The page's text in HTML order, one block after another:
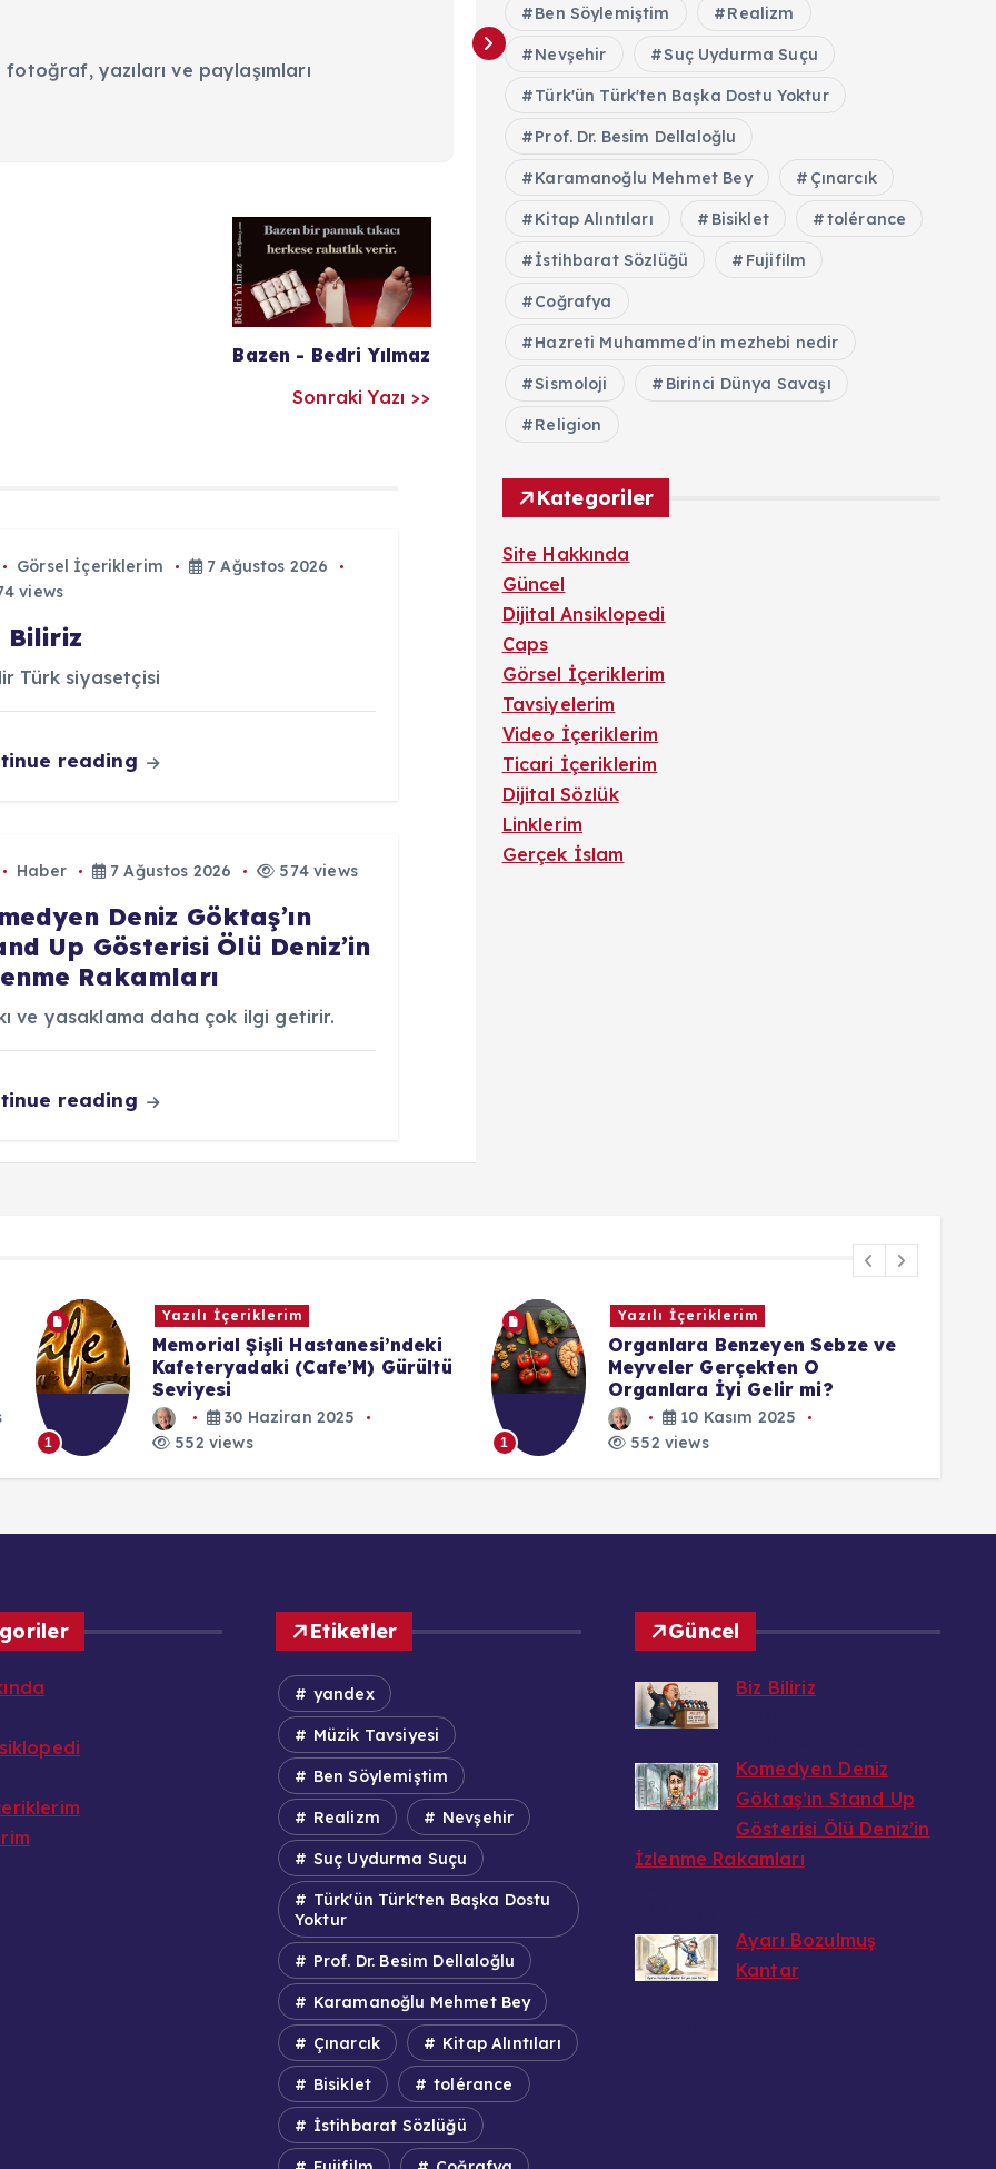
fotoğraf, yazıları ve paylaşımları
Bazen - Bedri Yılmaz
Sonraki Yazı >>
Görsel İçeriklerim
7 Ağustos 2026
views
Biliriz
Türk siyasetçisi
reading
Haber 7 Ağustos 2026 574 views
Deniz Göktaş’ın
Up Gösterisi Ölü Deniz’in
Rakamları
ve yasaklama daha çok ilgi getirir.
reading
Ben Söylemiştim Realizm
Nevşehir Suç Uydurma Suçu
Türk'ün Türk'ten Başka Dostu Yoktur
Prof. Dr. Besim Dellaloğlu
Karamanoğlu Mehmet Bey Çınarcık
Kitap Alıntıları Bisiklet tolérance
İstihbarat Sözlüğü Fujifilm
Coğrafya
Hazreti Muhammed'in mezhebi nedir
Sismoloji Birinci Dünya Savaşı
Religion
Kategoriler
Site Hakkında
Güncel
Dijital Ansiklopedi
Caps
Görsel İçeriklerim
Tavsiyelerim
Video İçeriklerim
Ticari İçeriklerim
Dijital Sözlük
Linklerim
Gerçek İslam
1
Yazılı İçeriklerim
Organlara Benzeyen Sebze ve
Meyveler Gerçekten O
Organlara İyi Gelir mi?
10 Kasım 2025
552 views
1
Dijital Sözlük
Modernizasyon Teorisi
27 Temmuz 2025
552 views
Etiketler
yandex
Müzik Tavsiyesi
Ben Söylemiştim
Realizm Nevşehir
Suç Uydurma Suçu
Türk'ün Türk'ten Başka Dostu
Yoktur
Prof. Dr. Besim Dellaloğlu
Karamanoğlu Mehmet Bey
Çınarcık Kitap Alıntıları
Bisiklet tolérance
İstihbarat Sözlüğü
Güncel
Biz Biliriz
Komedyen Deniz
Göktaş’ın Stand Up
Gösterisi Ölü Deniz’in
İzlenme Rakamları
Ayarı Bozulmuş
Kantar